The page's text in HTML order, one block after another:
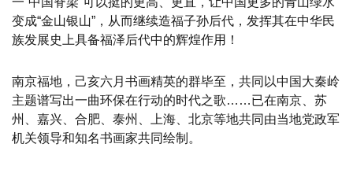
变成“金山银山”，从而继续造福子孙后代，发挥其在中华民
族发展史上具备福泽后代中的辉煌作用！
南京福地，己亥六月书画精英的群毕至，共同以中国大秦岭
主题谱写出一曲环保在行动的时代之歌……已在南京、苏
州、嘉兴、合肥、泰州、上海、北京等地共同由当地党政军
机关领导和知名书画家共同绘制。